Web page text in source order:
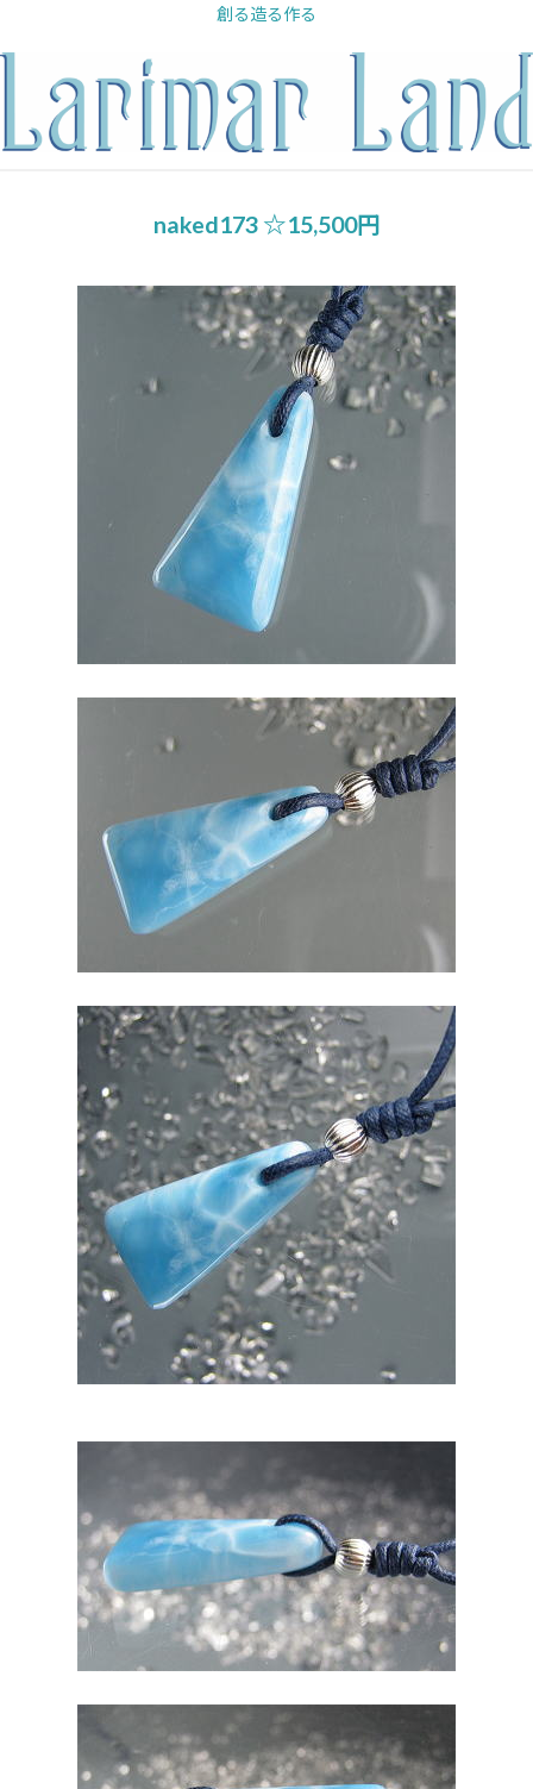
を
プ
創る造る作る
naked173 ☆15,500円